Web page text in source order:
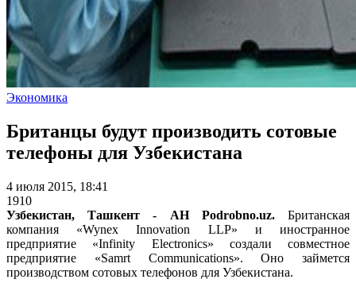
Экономика
Британцы будут производить сотовые
телефоны для Узбекистана
4 июля 2015, 18:41
1910
Узбекистан, Ташкент - АН Podrobno.uz.Британская
компания «Wynex Innovation LLP» и иностранное
предприятие «Infinity Electronics» создали совместное
предприятие «Samrt Communications». Оно займется
производством сотовых телефонов для Узбекистана.